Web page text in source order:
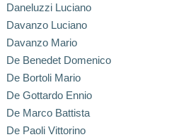
Daneluzzi Luciano
Davanzo Luciano
Davanzo Mario
De Benedet Domenico
De Bortoli Mario
De Gottardo Ennio
De Marco Battista
De Paoli Vittorino